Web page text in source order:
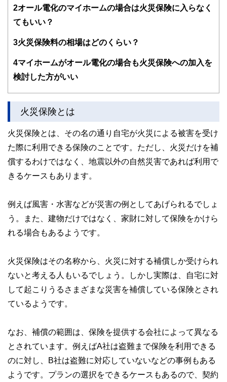
得者を中心に「お金や暮らし」に関する書籍・雑誌の編集経
験者で構成され、企画立案から記事掲載まですべての工程に
関わることで、読者目線のコンテンツを追求しています。
FinancialFieldの特徴は、ファイナンシャルプランナー、弁
護士、税理士、宅地建物取引士、相続診断士、住宅ローンア
ドバイザー、DCプランナー、公認会計士、社会保険労務
士、行政書士、投資アナリスト、キャリアコンサルタントな
ど150名以上の有資格者を執筆者・監修者として迎え、むず
をわかりやすく発信している点です。
このように編集経験豊富なメンバーと金融や経済に精通した
やすさはもちろんのこと、読み応えのあるコンテンツと確か
な情報発信を実現しています。
コンシェルジュを目指します。
2オール電化のマイホームの場合は火災保険に入らなく
てもいい？
3火災保険料の相場はどのくらい？
4マイホームがオール電化の場合も火災保険への加入を
検討した方がいい
火災保険とは
火災保険とは、その名の通り自宅が火災による被害を受け
た際に利用できる保険のことです。ただし、火災だけを補
償するわけではなく、地震以外の自然災害であれば利用で
きるケースもあります。
例えば風害・水害などが災害の例としてあげられるでしょ
う。また、建物だけではなく、家財に対して保険をかけら
れる場合もあるようです。
火災保険はその名称から、火災に対する補償しか受けられ
ないと考える人もいるでしょう。しかし実際は、自宅に対
して起こりうるさまざまな災害を補償している保険とされ
ているようです。
なお、補償の範囲は、保険を提供する会社によって異なる
とされています。例えばA社は盗難まで保険を利用できる
のに対し、B社は盗難に対応していないなどの事例もある
ようです。プランの選択をできるケースもあるので、契約